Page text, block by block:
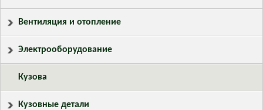
Вентиляция и отопление
Электрооборудование
Кузова
Кузовные детали